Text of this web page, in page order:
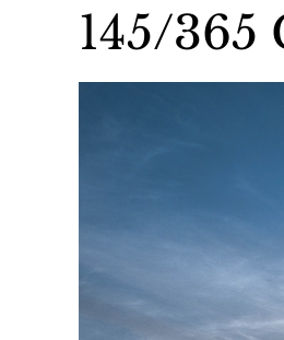
145/365